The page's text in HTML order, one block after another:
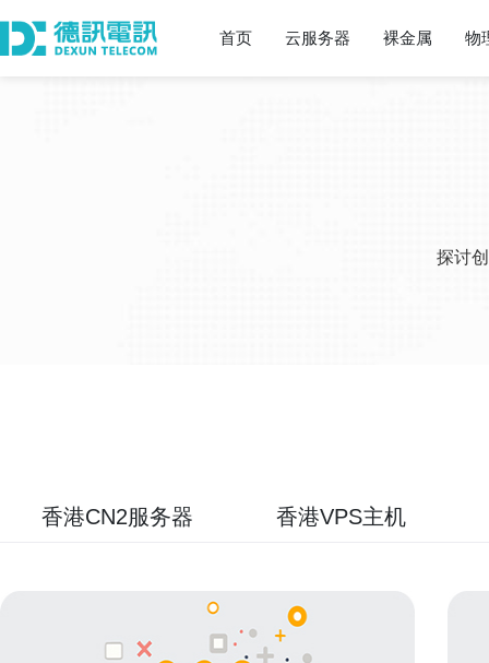
首页 云服务器 裸金属 物
探讨
香港CN2服务器 香港VPS主机